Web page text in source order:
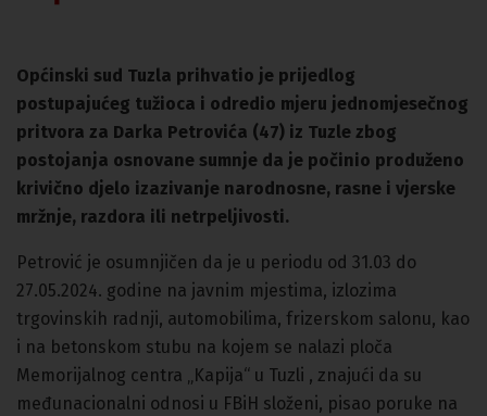
Općinski sud Tuzla prihvatio je prijedlog
postupajućeg tužioca i odredio mjeru jednomjesečnog
pritvora za Darka Petrovića (47) iz Tuzle zbog
postojanja osnovane sumnje da je počinio produženo
krivično djelo izazivanje narodnosne, rasne i vjerske
mržnje, razdora ili netrpeljivosti.
Petrović je osumnjičen da je u periodu od 31.03 do
27.05.2024. godine na javnim mjestima, izlozima
trgovinskih radnji, automobilima, frizerskom salonu, kao
i na betonskom stubu na kojem se nalazi ploča
Memorijalnog centra „Kapija“ u Tuzli , znajući da su
međunacionalni odnosi u FBiH složeni, pisao poruke na